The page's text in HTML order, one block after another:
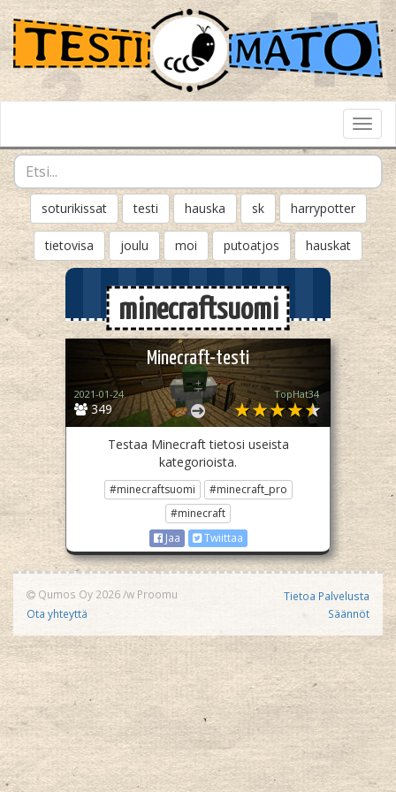
soturikissat testi hauska sk harrypotter
tietovisa joulu moi putoatjos hauskat
minecraftsuomi
Minecraft-testi
349
2021-01-24 TopHat34
Testaa Minecraft tietosi useista
kategorioista.
#minecraftsuomi
#minecraft_pro
#minecraft
Jaa
Twiittaa
Qumos Oy 2026/w Proomu
Ota yhteyttä
Tietoa Palvelusta
Säännöt